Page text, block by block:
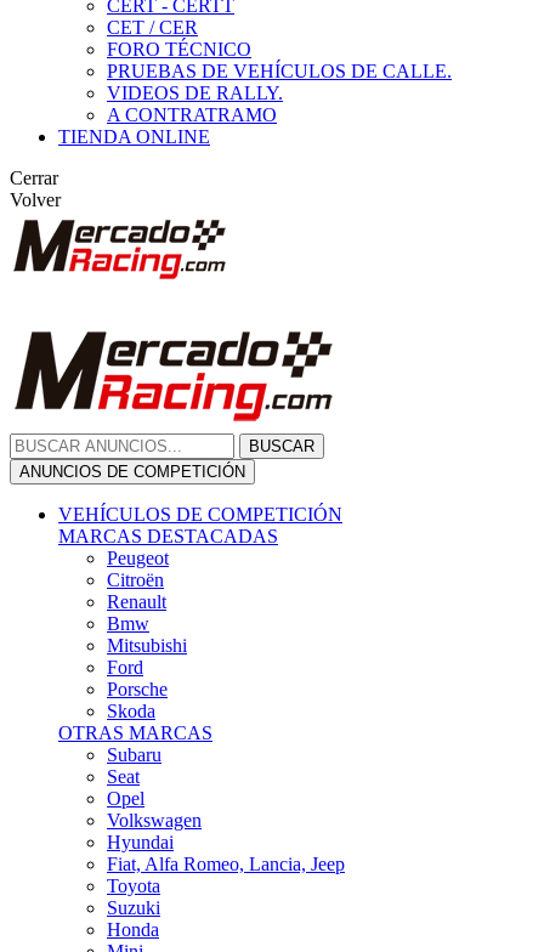
CERT - CERTT
CET / CER
FORO TÉCNICO
PRUEBAS DE VEHÍCULOS DE CALLE.
VIDEOS DE RALLY.
A CONTRATRAMO
TIENDA ONLINE
Cerrar
Volver
BUSCAR
ANUNCIOS DE COMPETICIÓN
VEHÍCULOS DE COMPETICIÓN
MARCAS DESTACADAS
Peugeot
Citroën
Renault
Bmw
Mitsubishi
Ford
Porsche
Skoda
OTRAS MARCAS
Subaru
Seat
Opel
Volkswagen
Hyundai
Fiat, Alfa Romeo, Lancia, Jeep
Toyota
Suzuki
Honda
Mini
Dacia